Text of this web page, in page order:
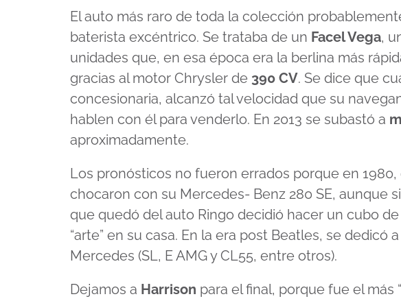
El auto más raro de toda la colección
baterista excéntrico. Se trataba de un Facel Vega,
unidades que, en esa época era la berlina más
gracias al motor Chrysler de 390 CV. Se dice que
concesionaria, alcanzó tal velocidad que su
hablen con él para venderlo. En 2013 se subastó a
aproximadamente.
Los pronósticos no fueron errados porque en 1980,
chocaron con su Mercedes- Benz 280 SE, aunque
que quedó del auto Ringo decidió hacer un cubo
“arte” en su casa. En la era post Beatles, se dedicó
Mercedes (SL, E AMG y CL55, entre otros).
Dejamos a Harrison para el final, porque fue el más